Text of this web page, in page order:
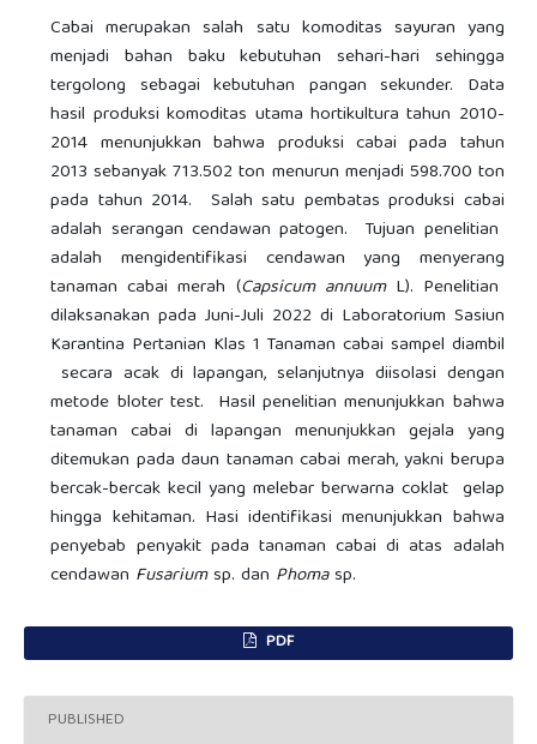
Cabai merupakan salah satu komoditas sayuran yang
menjadi bahan baku kebutuhan sehari-hari sehingga
tergolong sebagai kebutuhan pangan sekunder. Data
hasil produksi komoditas utama hortikultura tahun 2010-
2014 menunjukkan bahwa produksi cabai pada tahun
2013 sebanyak 713.502 ton menurun menjadi 598.700 ton
pada tahun 2014. Salah satu pembatas produksi cabai
adalah serangan cendawan patogen. Tujuan penelitian
adalah mengidentifikasi cendawan yang menyerang
tanaman cabai merah (Capsicum annuumL). Penelitian
dilaksanakan pada Juni-Juli 2022 di Laboratorium Sasiun
Karantina Pertanian Klas 1 Tanaman cabai sampel diambil
secara acak di lapangan, selanjutnya diisolasi dengan
metode bloter test. Hasil penelitian menunjukkan bahwa
tanaman cabai di lapangan menunjukkan gejala yang
ditemukan pada daun tanaman cabai merah, yakni berupa
bercak-bercak kecil yang melebar berwarna coklat gelap
hingga kehitaman. Hasi identifikasi menunjukkan bahwa
penyebab penyakit pada tanaman cabai di atas adalah
cendawan Fusariumsp. dan Phomasp.
PDF
PUBLISHED